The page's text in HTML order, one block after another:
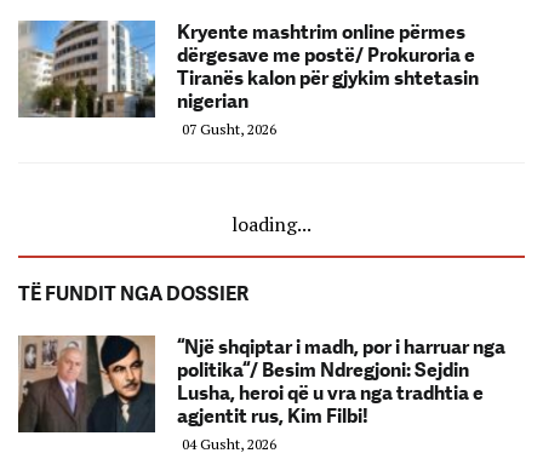
Kryente mashtrim online përmes
dërgesave me postë/ Prokuroria e
Tiranës kalon për gjykim shtetasin
nigerian
07 Gusht, 2026
loading...
TË FUNDIT NGA DOSSIER
“Një shqiptar i madh, por i harruar nga
politika“/ Besim Ndregjoni: Sejdin
Lusha, heroi që u vra nga tradhtia e
agjentit rus, Kim Filbi!
04 Gusht, 2026